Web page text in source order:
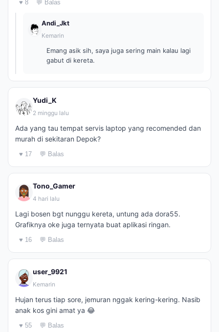
♥ 8 💬 Balas
Andi_Jkt
Kemarin
Emang asik sih, saya juga sering main kalau lagi
gabut di kereta.
Yudi_K
2 minggu lalu
Ada yang tau tempat servis laptop yang recomended dan
murah di sekitaran Depok?
♥ 17 💬 Balas
Tono_Gamer
4 hari lalu
Lagi bosen bgt nunggu kereta, untung ada dora55.
Grafiknya oke juga ternyata buat aplikasi ringan.
♥ 16 💬 Balas
user_9921
Kemarin
Hujan terus tiap sore, jemuran nggak kering-kering. Nasib
anak kos gini amat ya 😂
♥ 55 💬 Balas